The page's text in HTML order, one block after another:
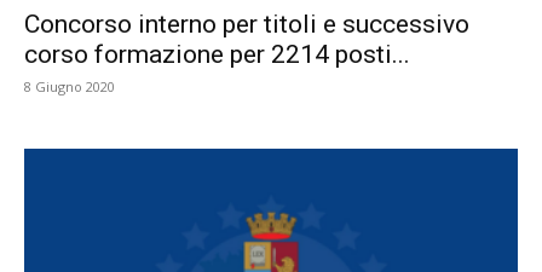
Concorso interno per titoli e successivo
corso formazione per 2214 posti...
8 Giugno 2020